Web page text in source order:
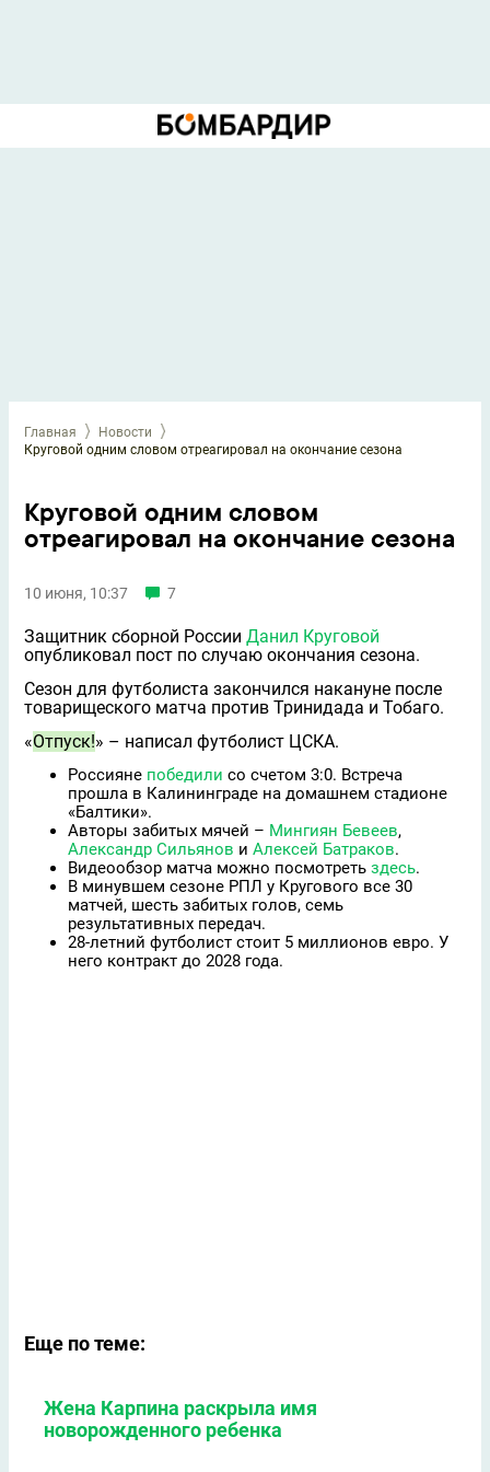
Главная
Новости
Круговой одним словом отреагировал на окончание сезона
Круговой одним словом
отреагировал на окончание сезона
10 июня, 10:37 7
Защитник сборной России Данил Круговой
опубликовал пост по случаю окончания сезона.
Сезон для футболиста закончился накануне после
товарищеского матча против Тринидада и Тобаго.
«Отпуск!» – написал футболист ЦСКА.
Россияне победили со счетом 3:0. Встреча
прошла в Калининграде на домашнем стадионе
«Балтики».
Авторы забитых мячей – Мингиян Бевеев,
Александр Сильянов и Алексей Батраков.
Видеообзор матча можно посмотреть здесь.
В минувшем сезоне РПЛ у Кругового все 30
матчей, шесть забитых голов, семь
результативных передач.
28-летний футболист стоит 5 миллионов евро. У
него контракт до 2028 года.
Еще по теме:
Жена Карпина раскрыла имя
новорождeнного ребeнка